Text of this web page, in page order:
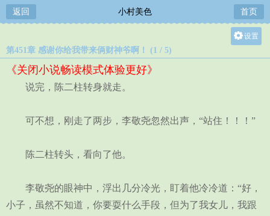
返回 小村美色 首页
设置
第451章 感谢你给我带来俩财神爷啊！ (1 / 5)
《关闭小说畅读模式体验更好》
说完，陈二柱转身就走。
可不想，刚走了两步，李敬尧忽然出声，“站住！！！”
陈二柱转头，看向了他。
李敬尧的眼神中，浮出几分冷光，盯着他冷冷道：“好，
小子，虽然不知道，你要耍什么手段，但为了我女儿，我跟